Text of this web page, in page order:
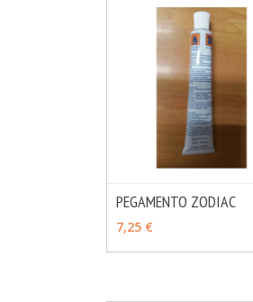
PEGAMENTO ZODIAC
7,25 €